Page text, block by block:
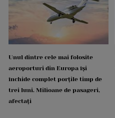
Unul dintre cele mai folosite
aeroporturi din Europa își
închide complet porțile timp de
trei luni. Milioane de pasageri,
afectați